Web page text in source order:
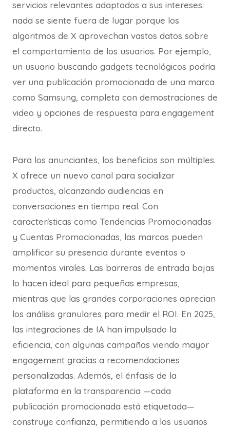
servicios relevantes adaptados a sus intereses:
nada se siente fuera de lugar porque los
algoritmos de X aprovechan vastos datos sobre
el comportamiento de los usuarios. Por ejemplo,
un usuario buscando gadgets tecnológicos podría
ver una publicación promocionada de una marca
como Samsung, completa con demostraciones de
video y opciones de respuesta para engagement
directo.
Para los anunciantes, los beneficios son múltiples.
X ofrece un nuevo canal para socializar
productos, alcanzando audiencias en
conversaciones en tiempo real. Con
características como Tendencias Promocionadas
y Cuentas Promocionadas, las marcas pueden
amplificar su presencia durante eventos o
momentos virales. Las barreras de entrada bajas
lo hacen ideal para pequeñas empresas,
mientras que las grandes corporaciones aprecian
los análisis granulares para medir el ROI. En 2025,
las integraciones de IA han impulsado la
eficiencia, con algunas campañas viendo mayor
engagement gracias a recomendaciones
personalizadas. Además, el énfasis de la
plataforma en la transparencia —cada
publicación promocionada está etiquetada—
construye confianza, permitiendo a los usuarios